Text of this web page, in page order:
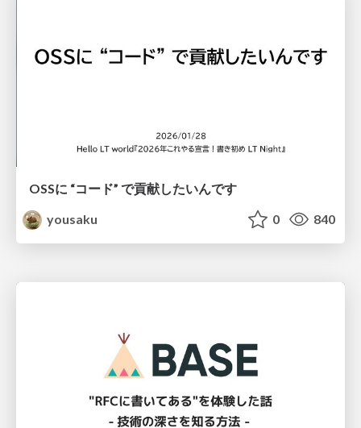
OSSに “コード” で貢献したいんです
yousaku
0 840